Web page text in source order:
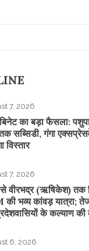
7, 2026
का बड़ा फैसला:
सब्सिडी, गंगा एक्सप्रेसवे
विस्तार
7, 2026
से वीरभद्र (ऋषिकेश) तक
भव्य कांवड़ यात्रा;
के कल्याण की
6, 2026